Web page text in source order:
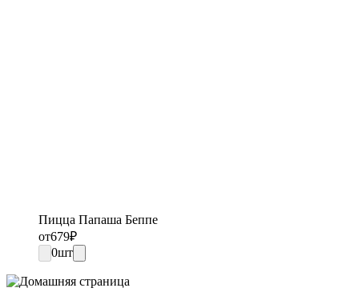
Пицца Папаша Беппе
от679₽
0шт